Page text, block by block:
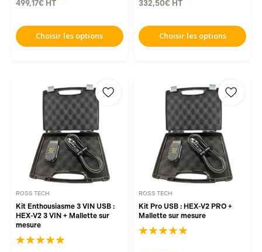
499,17€ HT
Choisir les options
332,50€ HT
Choisir les options
ROSS TECH
Kit Enthousiasme 3 VIN USB :
HEX-V2 3 VIN + Mallette sur
mesure
ROSS TECH
Kit Pro USB : HEX-V2 PRO +
Mallette sur mesure